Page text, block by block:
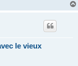
le vieux